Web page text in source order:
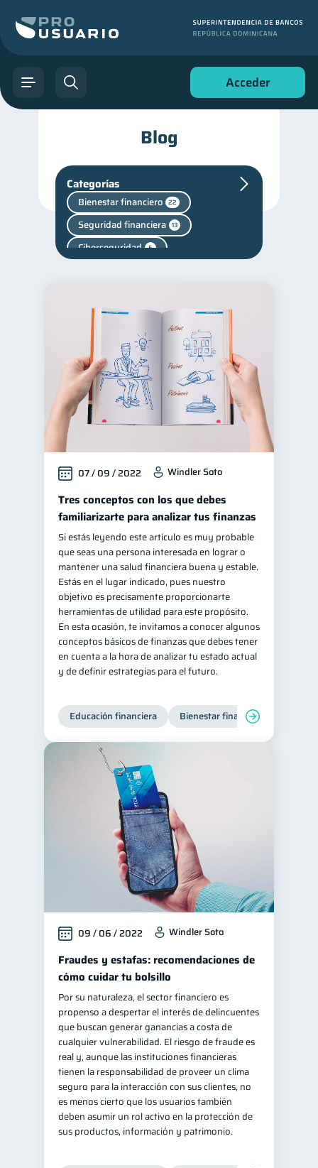
Acceder
Blog
Categorías
Bienestar financiero 22
Seguridad financiera 13
Ciberseguridad 5
Cuenta Inactiva
Finanzas personales
Manejo de deudas
Educación financiera
Finanzas para jóvenes
Control de deudas
Finanzas familiares 25
Inclusión financiera 22
Finanzas para mujeres 20
Salud financiera 12
Productos financieros 11
Organización Financiera 10
Deudas 10
Entidad financiera 8
Préstamos Ahorro
Consejos 6
Tarjeta de crédito 6
Historial crediticio
Servicios
Derechos & Deberes
Criptomonedas 2
Cuenta Abandonada
Inversiones 2
Finanzas Personales 1
Finanzas en Pareja 1
Educación Financiera 1
Mipymes 1
Información financiera 1
inversiones
Salud mental 1
Retiro 1 Doble sueldo 1
Gasto responsable
información financiera 1
07 / 09 / 2022 Windler Soto
Tres conceptos con los que debes
familiarizarte para analizar tus finanzas
Si estás leyendo este artículo es muy probable
que seas una persona interesada en lograr o
mantener una salud financiera buena y estable.
Estás en el lugar indicado, pues nuestro
objetivo es precisamente proporcionarte
herramientas de utilidad para este propósito.
En esta ocasión, te invitamos a conocer algunos
conceptos básicos de finanzas que debes tener
en cuenta a la hora de analizar tu estado actual
y de definir estrategias para el futuro.
Educación financiera Bienestar financiero
09 / 06 / 2022 Windler Soto
Fraudes y estafas: recomendaciones de
cómo cuidar tu bolsillo
Por su naturaleza, el sector financiero es
propenso a despertar el interés de delincuentes
que buscan generar ganancias a costa de
cualquier vulnerabilidad. El riesgo de fraude es
real y, aunque las instituciones financieras
tienen la responsabilidad de proveer un clima
seguro para la interacción con sus clientes, no
es menos cierto que los usuarios también
deben asumir un rol activo en la protección de
sus productos, información y patrimonio.